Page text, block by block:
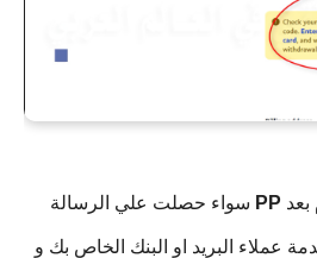
PP سواء حصلت علي الرسالة
عملاء البريد او البنك الخاص بك و